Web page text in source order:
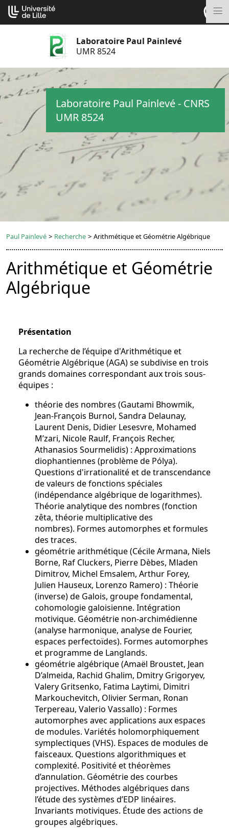
Aller
au
contenu
Laboratoire Paul Painlevé
UMR 8524
Laboratoire Paul Painlevé - CNRS
UMR 8524
Paul Painlevé > Recherche > Arithmétique et Géométrie Algébrique
Arithmétique et Géométrie
Algébrique
Présentation
La recherche de l’équipe d'Arithmétique et
Géométrie Algébrique (AGA) se subdivise en trois
grands domaines correspondant aux trois sous-
équipes :
théorie des nombres (Gautami Bhowmik,
Jean-François Burnol, Sandra Delaunay,
Laurent Denis, Didier Lesesvre, Mohamed
M’zari, Nicole Raulf, François Recher,
Athanasios Sourmelidis) : Approximations
diophantiennes (problème de Pólya).
Questions d'irrationalité et de transcendance
de valeurs de fonctions spéciales
(indépendance algébrique de logarithmes).
Théorie analytique des nombres (fonction
zêta, théorie multiplicative des
nombres). Formes automorphes et formules
des traces.
géométrie arithmétique (Cécile Armana, Niels
Borne, Raf Cluckers, Pierre Dèbes, Mladen
Dimitrov, Michel Emsalem, Arthur Forey,
Julien Hauseux, Lorenzo Ramero) : Théorie
(inverse) de Galois, groupe fondamental,
cohomologie galoisienne. Intégration
motivique. Géométrie non-archimédienne
(analyse harmonique, analyse de Fourier,
espaces perfectoïdes). Formes automorphes
et programme de Langlands.
géométrie algébrique (Amaël Broustet, Jean
D’almeida, Rachid Ghalim, Dmitry Grigoryev,
Valery Gritsenko, Fatima Laytimi, Dimitri
Markouchevitch, Olivier Serman, Ronan
Terpereau, Valerio Vassallo) : Formes
automorphes avec applications aux espaces
de modules. Variétés holomorphiquement
symplectiques (VHS). Espaces de modules de
faisceaux. Questions algorithmiques et
complexité. Positivité et théorèmes
d’annulation. Géométrie des courbes
projectives. Méthodes algébriques dans
l’étude des systèmes d’EDP linéaires.
Invariants motiviques. Étude des actions de
groupes algébriques.
Cookies management panel